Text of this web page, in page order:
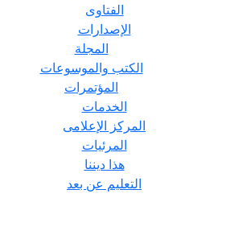
الفتاوى
الإصدارات
المجلة
الكتب والموسوعات
المؤتمرات
الخدمات
المركز الإعلامى
المرئيات
هذا ديننا
التعليم عن بعد